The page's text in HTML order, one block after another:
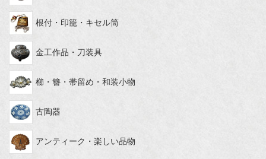
根付・印籠・キセル筒
金工作品・刀装具
櫛・簪・帯留め・和装小物
古陶器
アンティーク・楽しい品物